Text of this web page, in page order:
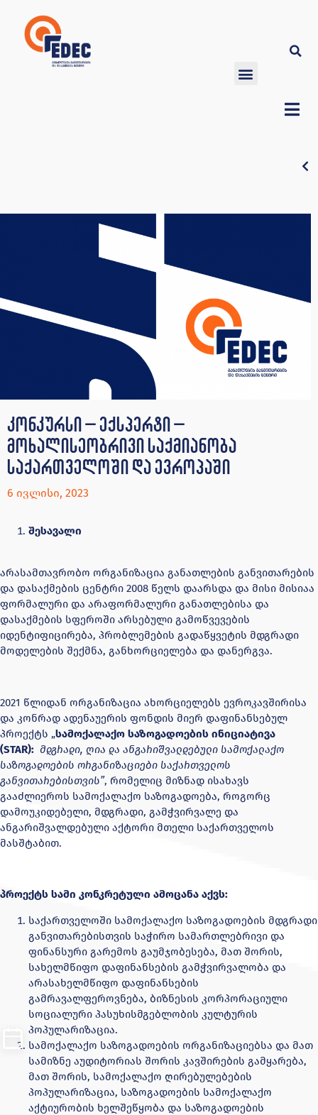
კონკურსი – ექსპერტი –
მოხალისეობრივი საქმიანობა
საქართველოში და ევროპაში
6 ივლისი, 2023
შესავალი
არასამთავრობო ორგანიზაცია განათლების განვითარების
და დასაქმების ცენტრი 2008 წელს დაარსდა და მისი მისიაა
ფორმალური და არაფორმალური განათლებისა და
დასაქმების სფეროში არსებული გამოწვევების
იდენტიფიცირება, პრობლემების გადაწყვეტის მდგრადი
მოდელების შექმნა, განხორციელება და დანერგვა.
2021 წლიდან ორგანიზაცია ახორციელებს ევროკავშირისა
და კონრად ადენაუერის ფონდის მიერ დაფინანსებულ
პროექტს „სამოქალაქო საზოგადოების ინიციატივა
(STAR): მდგრადი, ღია და ანგარიშვალდებული სამოქალაქო
საზოგადოების ორგანიზაციები საქართველოს
განვითარებისთვის”, რომელიც მიზნად ისახავს
გააძლიეროს სამოქალაქო საზოგადოება, როგორც
დამოუკიდებელი, მდგრადი, გამჭვირვალე და
ანგარიშვალდებული აქტორი მთელი საქართველოს
მასშტაბით.
პროექტს სამი კონკრეტული ამოცანა აქვს:
საქართველოში სამოქალაქო საზოგადოების მდგრადი
განვითარებისთვის საჭირო სამართლებრივი და
ფინანსური გარემოს გაუმჯობესება, მათ შორის,
სახელმწიფო დაფინანსების გამჭვირვალობა და
არასახელმწიფო დაფინანსების
გამრავალფეროვნება, ბიზნესის კორპორაციული
სოციალური პასუხისმგებლობის კულტურის
პოპულარიზაცია.
სამოქალაქო საზოგადოების ორგანიზაციებსა და მათ
სამიზნე აუდიტორიას შორის კავშირების გამყარება,
მათ შორის, სამოქალაქო ღირებულებების
პოპულარიზაცია, საზოგადოების სამოქალაქო
აქტიურობის ხელშეწყობა და საზოგადოების